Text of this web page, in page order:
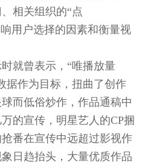
相关组织的“点
用户选择的因素和衡量视
就曾表示，“唯播放量
据作为目标，扭曲了创作
而低俗炒作，作品通稿中
的宣传，明星艺人的CP捆
番在宣传中远超过影视作
日趋抬头，大量优质作品